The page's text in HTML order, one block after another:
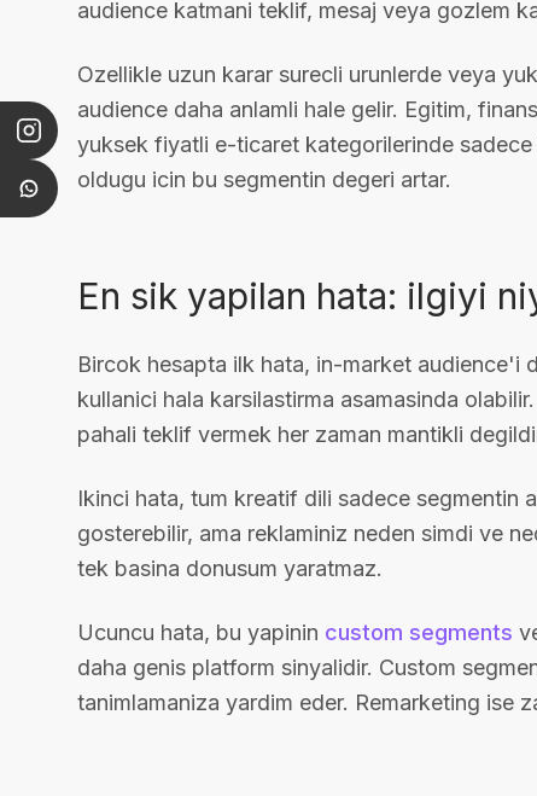
audience katmani teklif, mesaj veya gozlem
Ozellikle uzun karar surecli urunlerde veya
audience daha anlamli hale gelir. Egitim,
yuksek fiyatli e-ticaret kategorilerinde
oldugu icin bu segmentin degeri artar.
En sik yapilan hata: ilgiyi
Bircok hesapta ilk hata, in-market audience'i
kullanici hala karsilastirma asamasinda
pahali teklif vermek her zaman mantikli
Ikinci hata, tum kreatif dili sadece segmentin
gosterebilir, ama reklaminiz neden simdi ve
tek basina donusum yaratmaz.
Ucuncu hata, bu yapinin custom segments
daha genis platform sinyalidir. Custom
tanimlamaniza yardim eder. Remarketing ise